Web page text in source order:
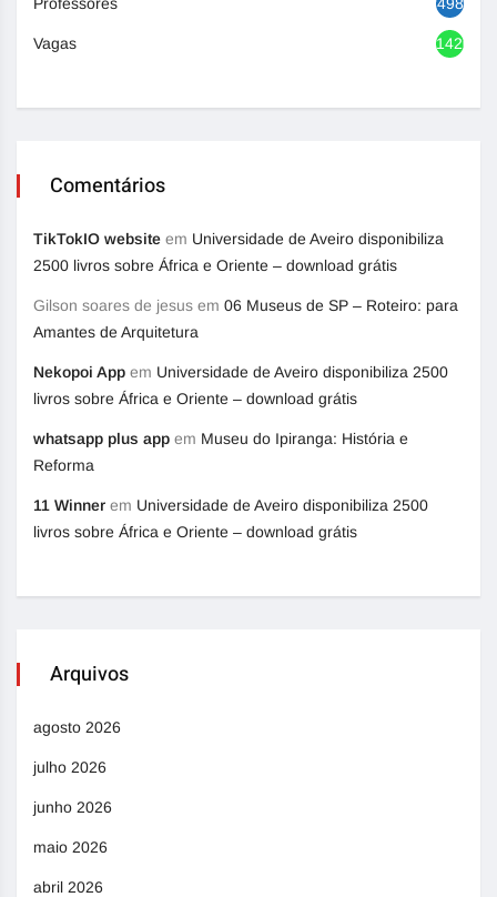
Vagas 1420
Comentários
TikTokIO website em Universidade de Aveiro disponibiliza
2500 livros sobre África e Oriente – download grátis
Gilson soares de jesus em 06 Museus de SP – Roteiro: para
Amantes de Arquitetura
Nekopoi App em Universidade de Aveiro disponibiliza 2500
livros sobre África e Oriente – download grátis
whatsapp plus app em Museu do Ipiranga: História e
Reforma
11 Winner em Universidade de Aveiro disponibiliza 2500
livros sobre África e Oriente – download grátis
Arquivos
agosto 2026
julho 2026
junho 2026
maio 2026
abril 2026